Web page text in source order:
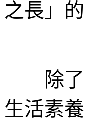
之長」
除了
生活素